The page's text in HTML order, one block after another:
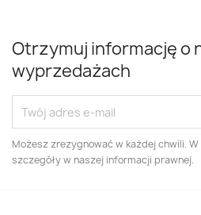
Otrzymuj informację o
wyprzedażach
Możesz zrezygnować w każdej chwili.
szczegóły w naszej informacji prawnej.